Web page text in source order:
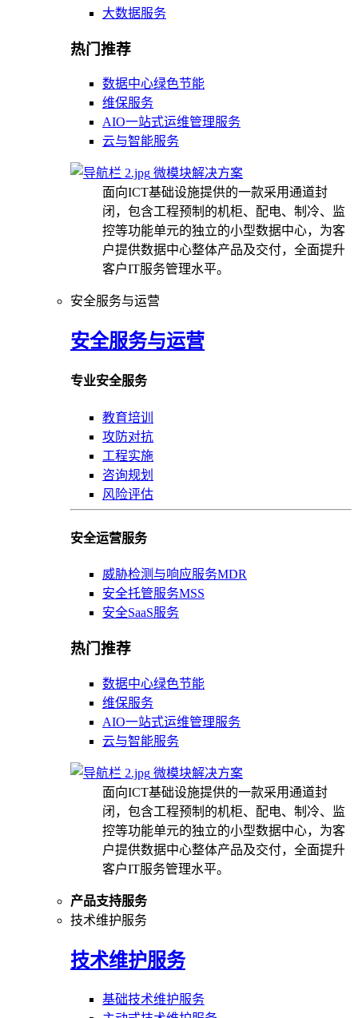
大数据服务
热门推荐
数据中心绿色节能
维保服务
AIO一站式运维管理服务
云与智能服务
微模块解决方案
面向ICT基础设施提供的一款采用通道封
闭，包含工程预制的机柜、配电、制冷、监
控等功能单元的独立的小型数据中心，为客
户提供数据中心整体产品及交付，全面提升
客户IT服务管理水平。
安全服务与运营
安全服务与运营
专业安全服务
教育培训
攻防对抗
工程实施
咨询规划
风险评估
安全运营服务
威胁检测与响应服务MDR
安全托管服务MSS
安全SaaS服务
热门推荐
数据中心绿色节能
维保服务
AIO一站式运维管理服务
云与智能服务
微模块解决方案
面向ICT基础设施提供的一款采用通道封
闭，包含工程预制的机柜、配电、制冷、监
控等功能单元的独立的小型数据中心，为客
户提供数据中心整体产品及交付，全面提升
客户IT服务管理水平。
产品支持服务
技术维护服务
技术维护服务
基础技术维护服务